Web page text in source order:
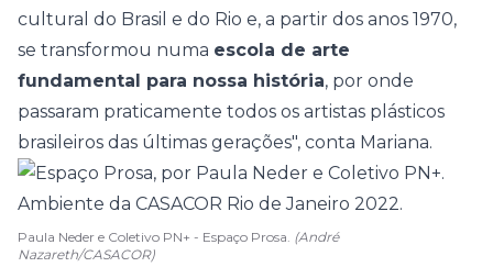
cultural do Brasil e do Rio e, a partir dos anos 1970,
se transformou numa escola de arte
fundamental para nossa história, por onde
passaram praticamente todos os artistas plásticos
brasileiros das últimas gerações", conta Mariana.
Paula Neder e Coletivo PN+ - Espaço Prosa. (André
Nazareth/CASACOR)